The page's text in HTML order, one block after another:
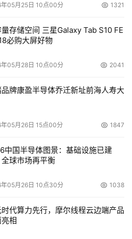
特邀报告、各种以技术和应用为
集和评选,发布2022年度中国超算
用挑战赛决赛(PAC)、第六届国产
和第三届ACM中国-国际并行计
多项特色活动,多项权威奖项也在
理和总结过去一年来我国在高性
数字经济的高质量发展打造更加
网、至顶传媒、CSDN、DOIT等
媒体,对大会的各项精彩内容进行
05月25日 10点00分 1321
量存储空间 三星Galaxy Tab S10 FE
必购大屏好物
05月28日 10点00分 2041
牌康盈半导体乔迁新址前海人寿大
05月26日 15点00分 1847
中国半导体图景：基础设施已建
全球市场再平衡
05月26日 10点30分 1038
代算力先行，摩尔线程云边端产品
相